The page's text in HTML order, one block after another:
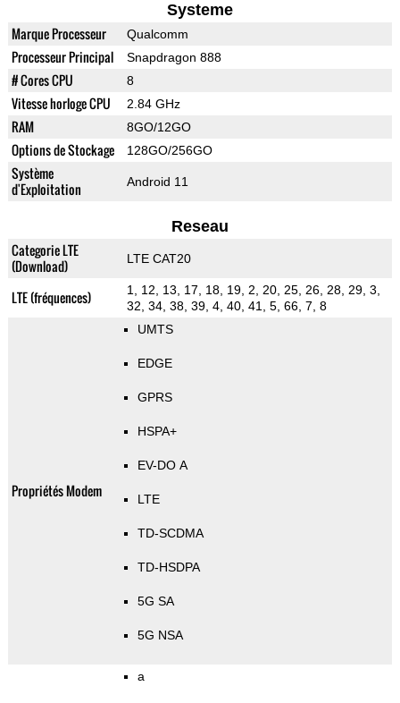
Systeme
Marque Processeur Qualcomm
Processeur Principal Snapdragon 888
# Cores CPU 8
Vitesse horloge CPU 2.84 GHz
RAM 8GO/12GO
Options de Stockage 128GO/256GO
Système
d'Exploitation
Android 11
Reseau
Categorie LTE
(Download)
LTE CAT20
LTE (fréquences)
1, 12, 13, 17, 18, 19, 2, 20, 25, 26, 28, 29, 3,
32, 34, 38, 39, 4, 40, 41, 5, 66, 7, 8
Propriétés Modem
UMTS
EDGE
GPRS
HSPA+
EV-DO A
LTE
TD-SCDMA
TD-HSDPA
5G SA
5G NSA
a